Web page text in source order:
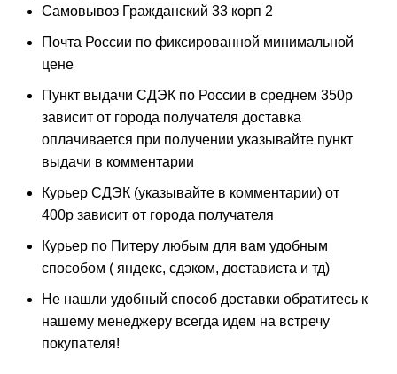
Самовывоз Гражданский 33 корп 2
Почта России по фиксированной минимальной
цене
Пункт выдачи СДЭК по России в среднем 350р
зависит от города получателя доставка
оплачивается при получении указывайте пункт
выдачи в комментарии
Курьер СДЭК (указывайте в комментарии) от
400р зависит от города получателя
Курьер по Питеру любым для вам удобным
способом ( яндекс, сдэком, достависта и тд)
Не нашли удобный способ доставки обратитесь к
нашему менеджеру всегда идем на встречу
покупателя!